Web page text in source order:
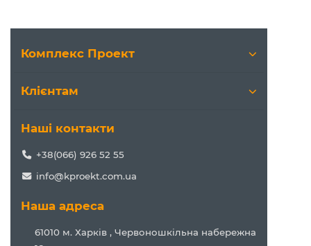
Комплекс Проект
Клієнтам
Наші контакти
+38(066) 926 52 55
info@kproekt.com.ua
Наша адреса
61010 м. Харків , Червоношкільна набережна